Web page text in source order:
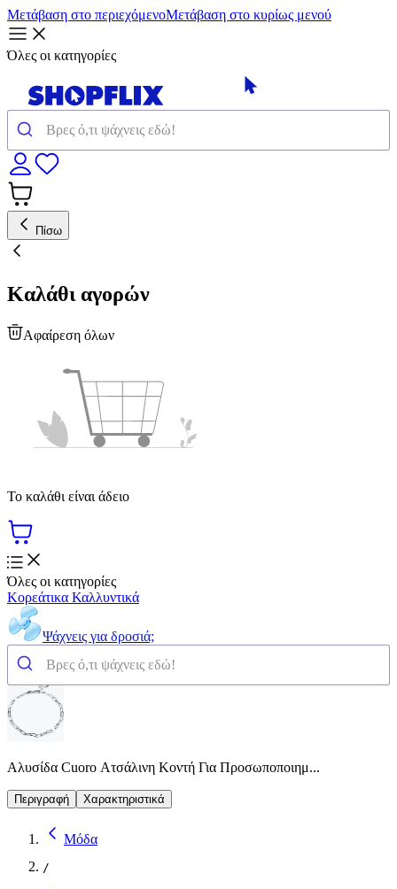
Μετάβαση στο περιεχόμενοΜετάβαση στο κυρίως μενού
Όλες οι κατηγορίες
Πίσω
Καλάθι αγορών
Αφαίρεση όλων
Το καλάθι είναι άδειο
Όλες οι κατηγορίες
Κορεάτικα Καλλυντικά
Ψάχνεις για δροσιά;
Αλυσίδα Cuoro Ατσάλινη Κοντή Για Προσωποποιημ...
Περιγραφή Χαρακτηριστικά
Μόδα
/